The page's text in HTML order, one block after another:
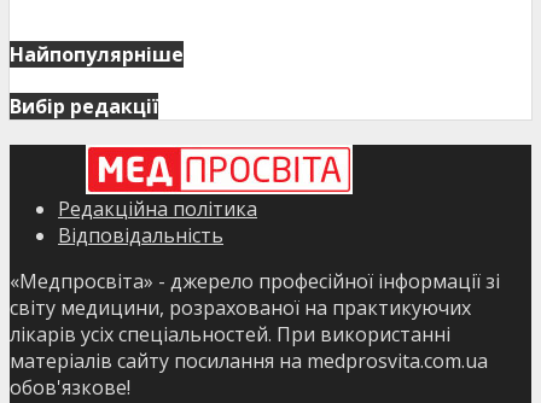
Найпопулярніше
Вибір редакції
Редакційна політика
Відповідальність
«Медпросвіта» - джерело професійної інформації зі
світу медицини, розрахованої на практикуючих
лікарів усіх спеціальностей. При використанні
матеріалів сайту посилання на medprosvita.com.ua
обов'язкове!